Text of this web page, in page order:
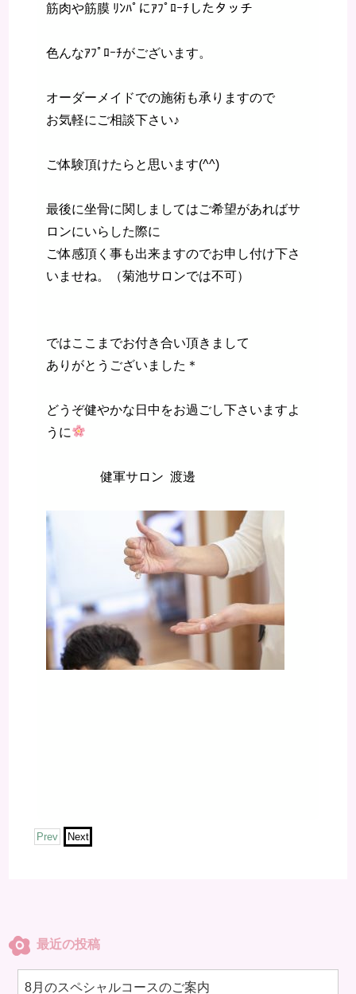
筋肉や筋膜 ﾘﾝﾊﾟにｱﾌﾟﾛｰﾁしたタッチ
色んなｱﾌﾟﾛｰﾁがございます。
オーダーメイドでの施術も承りますので
お気軽にご相談下さい♪
ご体験頂けたらと思います(^^)
最後に坐骨に関しましてはご希望があればサ
ロンにいらした際に
ご体感頂く事も出来ますのでお申し付け下さ
いませね。（菊池サロンでは不可）
ではここまでお付き合い頂きまして
ありがとうございました＊
どうぞ健やかな日中をお過ごし下さいますよ
うに
健軍サロン 渡邊
Prev Next
最近の投稿
8月のスペシャルコースのご案内